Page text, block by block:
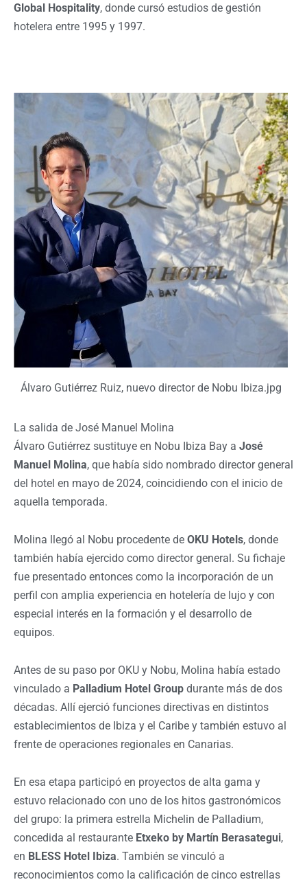
Global Hospitality, donde cursó estudios de gestión
hotelera entre 1995 y 1997.
Álvaro Gutiérrez Ruiz, nuevo director de Nobu Ibiza.jpg
La salida de José Manuel Molina
Álvaro Gutiérrez sustituye en Nobu Ibiza Bay a José
Manuel Molina, que había sido nombrado director general
del hotel en mayo de 2024, coincidiendo con el inicio de
aquella temporada.
Molina llegó al Nobu procedente de OKU Hotels, donde
también había ejercido como director general. Su fichaje
fue presentado entonces como la incorporación de un
perfil con amplia experiencia en hotelería de lujo y con
especial interés en la formación y el desarrollo de
equipos.
Antes de su paso por OKU y Nobu, Molina había estado
vinculado a Palladium Hotel Group durante más de dos
décadas. Allí ejerció funciones directivas en distintos
establecimientos de Ibiza y el Caribe y también estuvo al
frente de operaciones regionales en Canarias.
En esa etapa participó en proyectos de alta gama y
estuvo relacionado con uno de los hitos gastronómicos
del grupo: la primera estrella Michelin de Palladium,
concedida al restaurante Etxeko by Martín Berasategui,
en BLESS Hotel Ibiza. También se vinculó a
reconocimientos como la calificación de cinco estrellas